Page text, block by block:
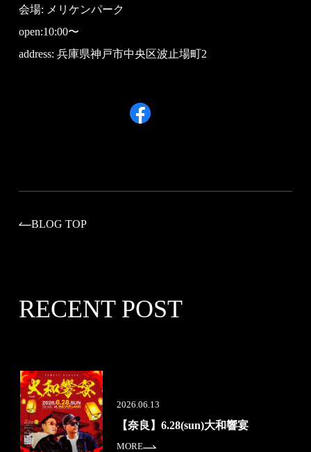
会場: メリケンパーク
open:10:00〜
address: 兵庫県神戸市中央区波止場町2
BLOG TOP
RECENT POST
2026.06.13
【奈良】6.28(sun)大和響宴
MORE